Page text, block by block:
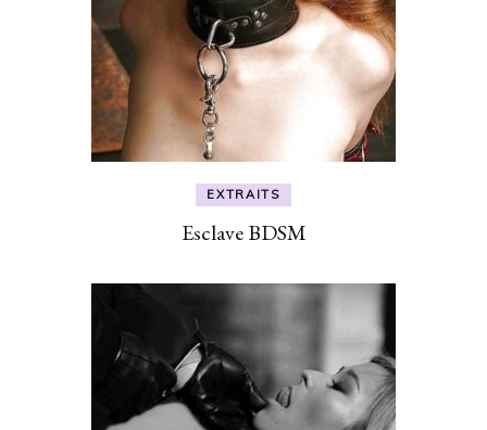
EXTRAITS
Esclave BDSM